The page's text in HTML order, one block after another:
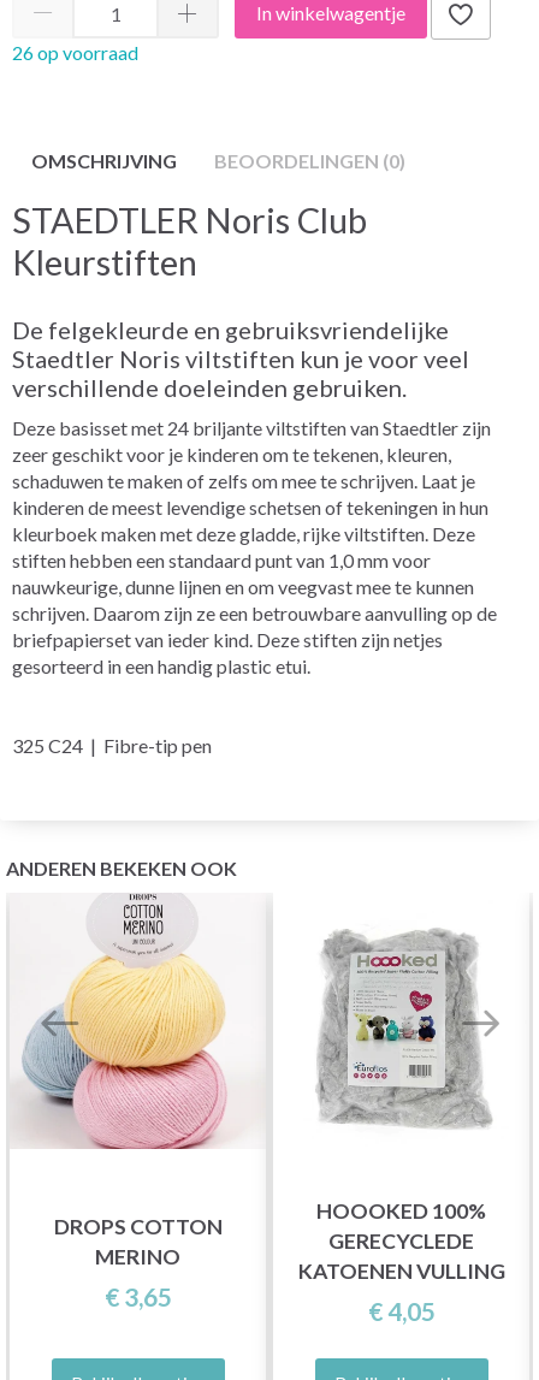
In winkelwagentje
26 op voorraad
OMSCHRIJVING BEOORDELINGEN (0)
STAEDTLER Noris Club
Kleurstiften
De felgekleurde en gebruiksvriendelijke
Staedtler Noris viltstiften kun je voor veel
verschillende doeleinden gebruiken.
Deze basisset met 24 briljante viltstiften van Staedtler zijn
zeer geschikt voor je kinderen om te tekenen, kleuren,
schaduwen te maken of zelfs om mee te schrijven. Laat je
kinderen de meest levendige schetsen of tekeningen in hun
kleurboek maken met deze gladde, rijke viltstiften. Deze
stiften hebben een standaard punt van 1,0 mm voor
nauwkeurige, dunne lijnen en om veegvast mee te kunnen
schrijven. Daarom zijn ze een betrouwbare aanvulling op de
briefpapierset van ieder kind. Deze stiften zijn netjes
gesorteerd in een handig plastic etui.
325 C24 | Fibre-tip pen
ANDEREN BEKEKEN OOK
DROPS COTTON
MERINO
€ 3,65
HOOOKED 100%
GERECYCLEDE
KATOENEN VULLING
€ 4,05